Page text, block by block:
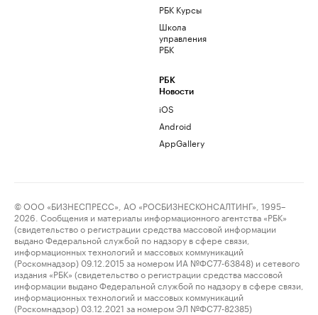
РБК Курсы
Школа
управления
РБК
РБК
Новости
iOS
Android
AppGallery
© ООО «БИЗНЕСПРЕСС», АО «РОСБИЗНЕСКОНСАЛТИНГ», 1995–
2026. Сообщения и материалы информационного агентства «РБК»
(свидетельство о регистрации средства массовой информации
выдано Федеральной службой по надзору в сфере связи,
информационных технологий и массовых коммуникаций
(Роскомнадзор) 09.12.2015 за номером ИА №ФС77-63848) и сетевого
издания «РБК» (свидетельство о регистрации средства массовой
информации выдано Федеральной службой по надзору в сфере связи,
информационных технологий и массовых коммуникаций
(Роскомнадзор) 03.12.2021 за номером ЭЛ №ФС77-82385)